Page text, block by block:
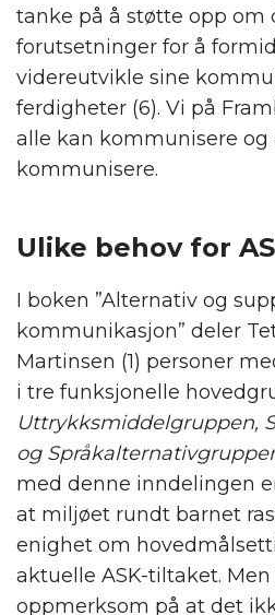
tanke på å støtte opp om
forutsetninger for å
videreutvikle sine
ferdigheter (6). Vi på
alle kan kommunisere og
kommunisere.
Ulike behov for
I boken ”Alternativ og
kommunikasjon” deler
Martinsen (1) personer
i tre funksjonelle
Uttrykksmiddelgruppen,
og
med denne inndelingen
at miljøet rundt barnet
enighet om
aktuelle ASK-tiltaket.
oppmerksom på at det